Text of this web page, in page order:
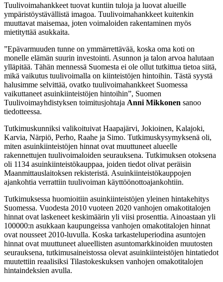
Tuulivoimahankkeet tuovat kuntiin tuloja ja luovat alueille
ympäristöystävällistä imagoa. Tuulivoimahankkeet kuitenkin
muuttavat maisemaa, joten voimaloiden rakentaminen myös
mietityttää asukkaita.
”Epävarmuuden tunne on ymmärrettävää, koska oma koti on
monelle elämän suurin investointi. Asunnon ja talon arvoa halutaan
ylläpitää. Tähän mennessä Suomesta ei ole ollut tutkittua tietoa siitä,
mikä vaikutus tuulivoimalla on kiinteistöjen hintoihin. Tästä syystä
halusimme selvittää, ovatko tuulivoimahankkeet Suomessa
vaikuttaneet asuinkiinteistöjen hintoihin”, Suomen
Tuulivoimayhdistyksen toimitusjohtaja Anni Mikkonen sanoo
tiedotteessa.
Tutkimuskunniksi valikoituivat Haapajärvi, Jokioinen, Kalajoki,
Karvia, Närpiö, Perho, Raahe ja Simo. Tutkimuskysymyksenä oli,
miten asuinkiinteistöjen hinnat ovat muuttuneet alueelle
rakennettujen tuulivoimaloiden seurauksena. Tutkimuksen otoksena
oli 1134 asuinkiinteistökauppaa, joiden tiedot olivat peräisin
Maanmittauslaitoksen rekisteristä. Asuinkiinteistökauppojen
ajankohtia verrattiin tuulivoiman käyttöönottoajankohtiin.
Tutkimuksessa huomioitiin asuinkiinteistöjen yleinen hintakehitys
Suomessa. Vuodesta 2010 vuoteen 2020 vanhojen omakotitalojen
hinnat ovat laskeneet keskimäärin yli viisi prosenttia. Ainoastaan yli
100000:n asukkaan kaupungeissa vanhojen omakotitalojen hinnat
ovat nousseet 2010-luvulla. Koska tarkasteluperiodina asuntojen
hinnat ovat muuttuneet alueellisten asuntomarkkinoiden muutosten
seurauksena, tutkimusaineistossa olevat asuinkiinteistöjen hintatiedot
muutettiin reaalisiksi Tilastokeskuksen vanhojen omakotitalojen
hintaindeksien avulla.